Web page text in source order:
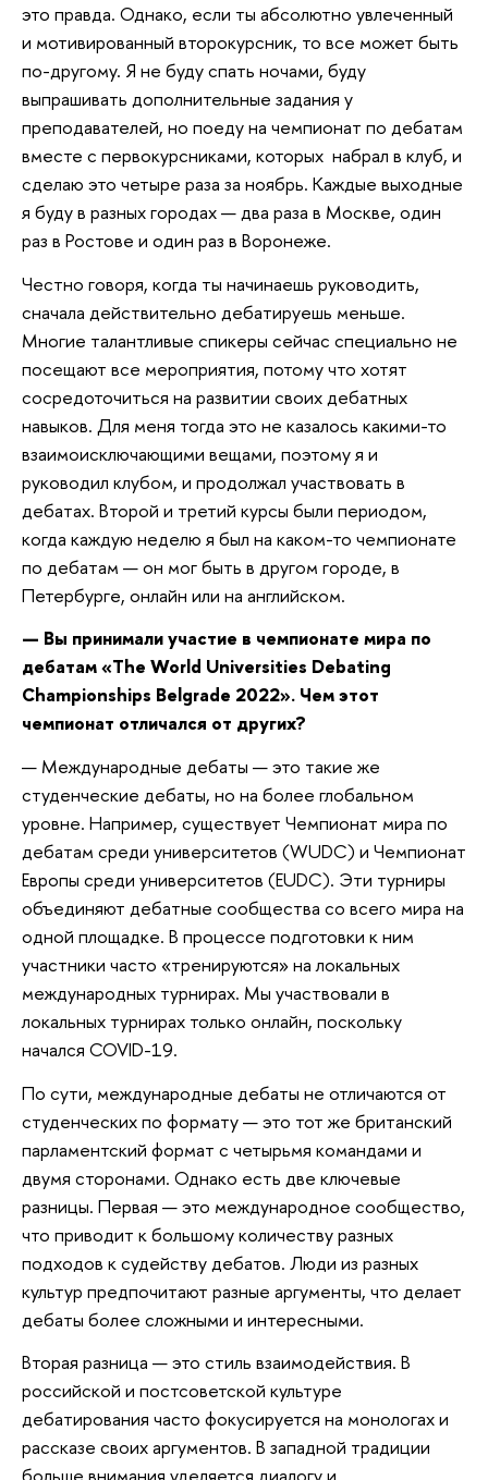
это правда. Однако, если ты абсолютно увлеченный
и мотивированный второкурсник, то все может быть
по-другому. Я не буду спать ночами, буду
выпрашивать дополнительные задания у
преподавателей, но поеду на чемпионат по дебатам
вместе с первокурсниками, которых набрал в клуб, и
сделаю это четыре раза за ноябрь. Каждые выходные
я буду в разных городах — два раза в Москве, один
раз в Ростове и один раз в Воронеже.
Честно говоря, когда ты начинаешь руководить,
сначала действительно дебатируешь меньше.
Многие талантливые спикеры сейчас специально не
посещают все мероприятия, потому что хотят
сосредоточиться на развитии своих дебатных
навыков. Для меня тогда это не казалось какими-то
взаимоисключающими вещами, поэтому я и
руководил клубом, и продолжал участвовать в
дебатах. Второй и третий курсы были периодом,
когда каждую неделю я был на каком-то чемпионате
по дебатам — он мог быть в другом городе, в
Петербурге, онлайн или на английском.
— Вы принимали участие в чемпионате мира по
дебатам «The World Universities Debating
Championships Belgrade 2022». Чем этот
чемпионат отличался от других?
— Международные дебаты — это такие же
студенческие дебаты, но на более глобальном
уровне. Например, существует Чемпионат мира по
дебатам среди университетов (WUDC) и Чемпионат
Европы среди университетов (EUDC). Эти турниры
объединяют дебатные сообщества со всего мира на
одной площадке. В процессе подготовки к ним
участники часто «тренируются» на локальных
международных турнирах. Мы участвовали в
локальных турнирах только онлайн, поскольку
начался COVID-19.
По сути, международные дебаты не отличаются от
студенческих по формату — это тот же британский
парламентский формат с четырьмя командами и
двумя сторонами. Однако есть две ключевые
разницы. Первая — это международное сообщество,
что приводит к большому количеству разных
подходов к судейству дебатов. Люди из разных
культур предпочитают разные аргументы, что делает
дебаты более сложными и интересными.
Вторая разница — это стиль взаимодействия. В
российской и постсоветской культуре
дебатирования часто фокусируется на монологах и
рассказе своих аргументов. В западной традиции